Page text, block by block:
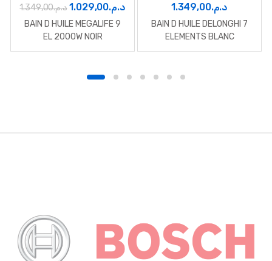
د.م.1.349,00
Le
prix
initial
était :
د.م.1.029,00
Le
est :
BAIN D HUILE MEGALIFE 9
EL 2000W NOIR
د.م.1.349,00
BAIN D HUILE DELONGHI 7
ELEMENTS BLANC